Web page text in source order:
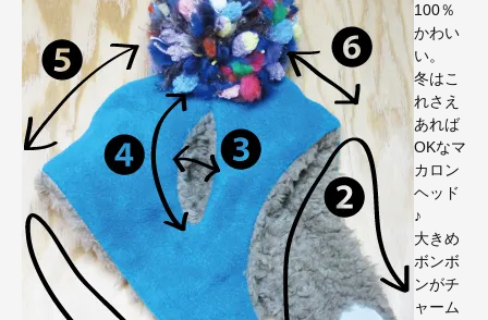
100％
かわい
い。
冬はこ
れさえ
あれば
OKなマ
カロン
ヘッド
♪
大きめ
ボンボ
ンがチ
ャーム